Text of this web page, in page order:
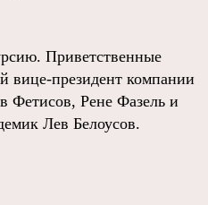
Приветственные
вице‑президент компании
Фетисов, Рене Фазель и
Лев Белоусов.